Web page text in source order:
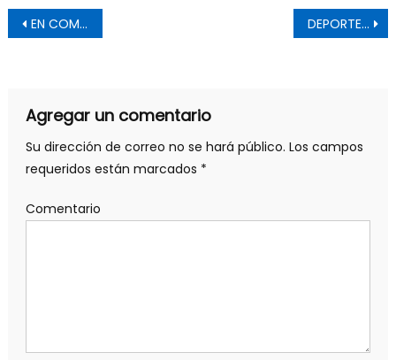
Navegación de entradas
EN COMUNA DE CHÉPICA INVITAN A DEGUSTAR LOS MEJORES VINOS DE AUTOR EN LA EXPO VIÑAS CAMPESINAS DE COLCHAGUA DEPORTES LINARES DEBUTA ESTE SÁBADO FRENTE A QUILLÓN EN EL TUCAPEL BUSTAMANTE LASTRA
Agregar un comentario
Su dirección de correo no se hará público. Los campos
requeridos están marcados *
Comentario